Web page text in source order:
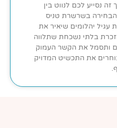
נסייע לכם לנווט בין
בשרשרת טניס
עגיל יהלומים שיאיר את
בלתי נשכחת שתלווה
ותסמל את הקשר העמוק
את התכשיט המדויק